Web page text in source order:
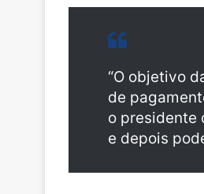
“O objetivo
de
o presidente
e depois